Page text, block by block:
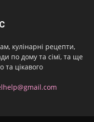
кулінарні рецепти,
по дому та сімї, та ще
та цікавого